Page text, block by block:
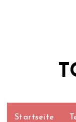
Startseite